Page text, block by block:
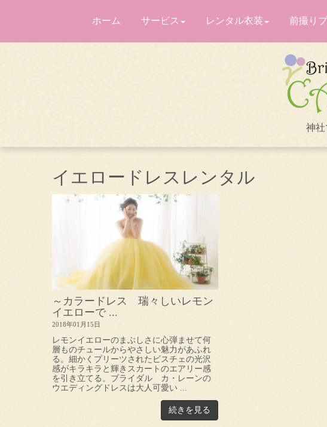
ホーム サービス レンタル衣装 前撮り
神
イエロードレスレンタル
～カラードレス 瑞々しいレモン
イエローで ...
2018年01月15日
レモンイエローのまぶしさに心弾ませて何
層ものチュールからやさしい魅力があふれ
る。細かくプリーツされたビスチェの光沢
感がキラキラと輝きスカートのエアリー感
を引き立てる。ブライダル カ・レーンの
ウエディングドレスは大人可愛い ...
続きを見る